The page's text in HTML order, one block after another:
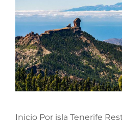
Inicio Por isla Tenerife